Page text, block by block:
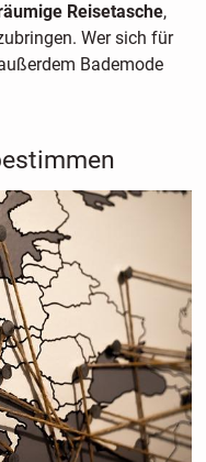
Reisetasche,
Wer sich für
Bademode